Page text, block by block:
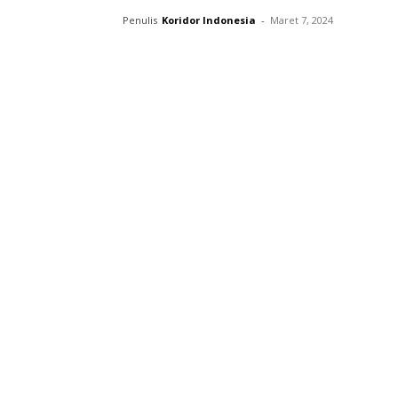
Penulis Koridor Indonesia - Maret 7, 2024